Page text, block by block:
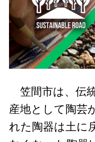
笠間市は、伝
産地として陶芸
れた陶器は土に